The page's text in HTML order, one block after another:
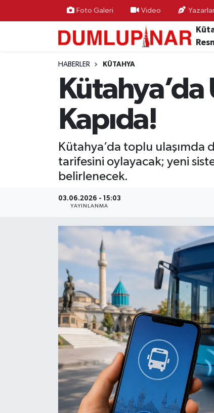
Foto Galeri Video
HABERLER KÜTAHYA
Kapıda!
Kütahya’da toplu ulaşımda
tarifesini oylayacak; yeni
belirlenecek.
03.06.2026 - 15:03
YAYINLANMA
Ekonomi
Haber İlanlar
Kültür-Sanat
Magazin
Resmi İlanlar
Seri İlan
Kütahya Hava Durumu
Kütahya Trafik Yoğunluk Haritası
Süper Lig Puan Durumu ve Fikstür
Tüm Manşetler
Son Dakika Haberleri
Haber Arşivi